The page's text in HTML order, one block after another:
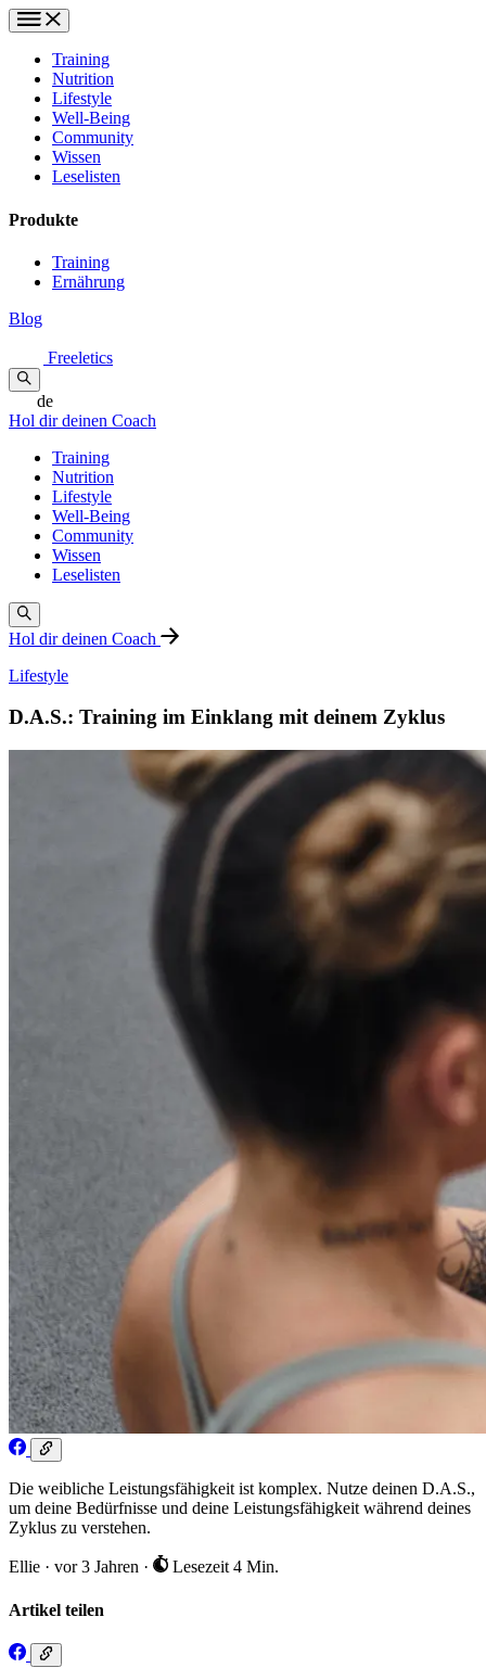
Training
Nutrition
Lifestyle
Well-Being
Community
Wissen
Leselisten
Produkte
Training
Ernährung
Blog
Freeletics
de
Hol dir deinen Coach
Training
Nutrition
Lifestyle
Well-Being
Community
Wissen
Leselisten
Hol dir deinen Coach
Lifestyle
D.A.S.: Training im Einklang mit deinem Zyklus
Die weibliche Leistungsfähigkeit ist komplex. Nutze deinen D.A.S.,
um deine Bedürfnisse und deine Leistungsfähigkeit während deines
Zyklus zu verstehen.
Ellie · vor 3 Jahren · Lesezeit 4 Min.
Artikel teilen